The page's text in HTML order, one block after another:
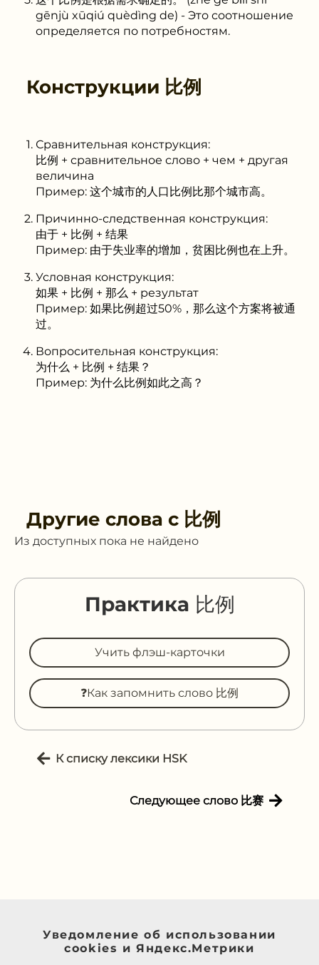
gēnjù xūqiú quèdìng de) - Это соотношение
определяется по потребностям.
Конструкции 比例
Сравнительная конструкция:
比例 + сравнительное слово + чем + другая
величина
Пример: 这个城市的人口比例比那个城市高。
Причинно-следственная конструкция:
由于 + 比例 + 结果
Пример: 由于失业率的增加，贫困比例也在上升。
Условная конструкция:
如果 + 比例 + 那么 + результат
Пример: 如果比例超过50%，那么这个方案将被通
过。
Вопросительная конструкция:
为什么 + 比例 + 结果？
Пример: 为什么比例如此之高？
Другие слова с 比例
Из доступных пока не найдено
Практика 比例
Учить флэш-карточки
❓Как запомнить слово 比例
К списку лексики HSK
Следующее слово 比赛
Уведомление об использовании
cookies и Яндекс.Метрики